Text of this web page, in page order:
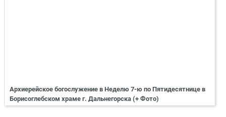
Архиерейское богослужение в Неделю 7-ю по Пятидесятнице в
Борисоглебском храме г. Дальнегорска (+ Фото)